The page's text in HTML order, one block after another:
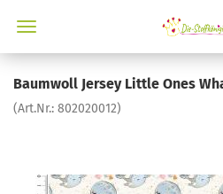
Baumwoll Jersey Little Ones
(Art.Nr.: 802020012)